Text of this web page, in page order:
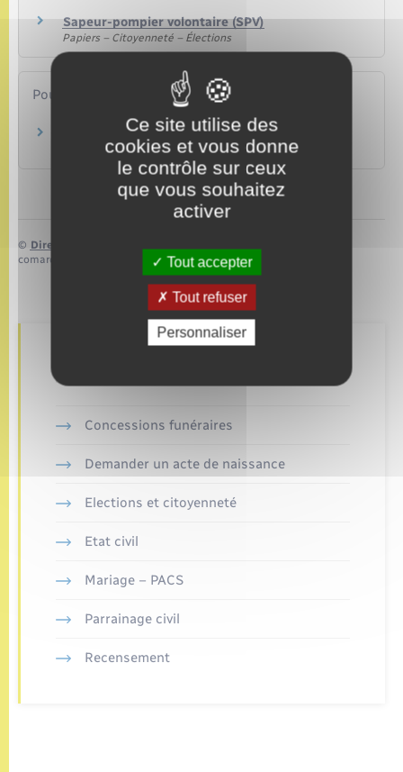
Sapeur-pompier volontaire (SPV)
Papiers – Citoyenneté – Élections
Pour en savoir plus
Devenir jeune sapeur-pompier et BNJSP
Sapeurs-pompiers de France
© Direction de l’information légale et administrative
comarquage developpé parbaseo.io
Concessions funéraires
Demander un acte de naissance
Elections et citoyenneté
Etat civil
Mariage – PACS
Parrainage civil
Recensement
Ce site utilise des
cookies et vous donne
le contrôle sur ceux
que vous souhaitez
activer
Tout accepter
Tout refuser
Personnaliser